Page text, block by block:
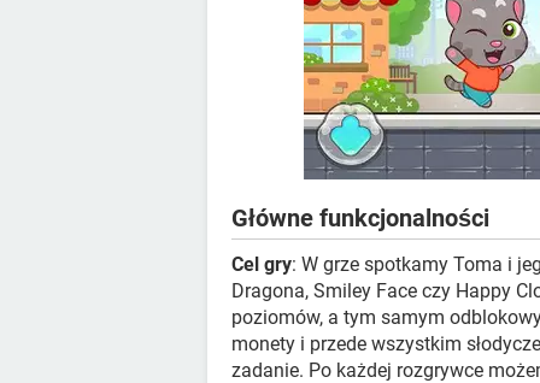
Główne funkcjonalności
Cel gry: W grze spotkamy Toma i
Dragona, Smiley Face czy Happy
poziomów, a tym samym
monety i przede wszystkim
zadanie. Po każdej rozgrywce